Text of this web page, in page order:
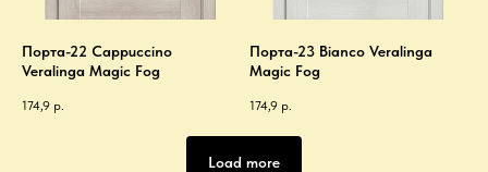
Порта-22 Cappuccino
Veralinga Magic Fog
174,9 р.
Порта-23 Bianco Veralinga
Magic Fog
174,9 р.
Load more